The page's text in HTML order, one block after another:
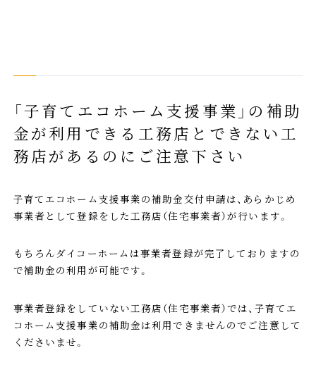
「子育てエコホーム支援事業」の補助
金が利用できる工務店とできない工
務店があるのにご注意下さい
子育てエコホーム支援事業の補助金交付申請は、あらかじめ
事業者として登録をした工務店（住宅事業者）が行います。
もちろんダイコーホームは事業者登録が完了しておりますの
で補助金の利用が可能です。
事業者登録をしていない工務店（住宅事業者）では、子育てエ
コホーム支援事業の補助金は利用できませんのでご注意して
くださいませ。